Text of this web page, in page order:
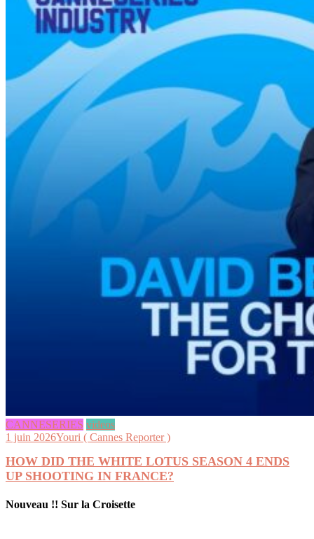
CANNESERIES videos
1 juin 2026Youri ( Cannes Reporter )
HOW DID THE WHITE LOTUS SEASON 4 ENDS
UP SHOOTING IN FRANCE?
Nouveau !! Sur la Croisette